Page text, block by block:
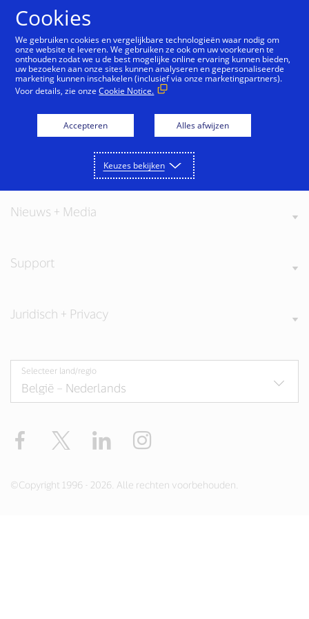
Nieuws + Media
Support
Juridisch + Privacy
Selecteer land/regio
Facebook Twitter LinkedIn
©Copyright 1996 - 2026. Alle rechten voorbehouden.
Cookies
We gebruiken cookies en vergelijkbare technologieën waar nodig om
onze website te leveren. We gebruiken ze ook om uw voorkeuren te
onthouden zodat we u de best mogelijke online ervaring kunnen bieden,
uw bezoeken aan onze sites kunnen analyseren en gepersonaliseerde
marketing kunnen inschakelen (inclusief via onze marketingpartners).
Voor details, zie onzeCookie Notice.
Accepteren Alles afwijzen
Keuzes bekijken